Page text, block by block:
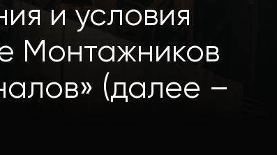
и условия
Монтажников
(далее –